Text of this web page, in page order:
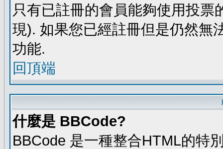
只有已註冊的會員能夠使用投
現). 如果您已經註冊但是仍然無
功能.
回頂端
什麼是 BBCode?
BBCode 是一種整合HTML的特